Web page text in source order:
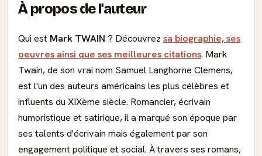
À propos de l'auteur
Qui est Mark TWAIN ? Découvrez sa biographie, ses
oeuvres ainsi que ses meilleures citations. Mark
Twain, de son vrai nom Samuel Langhorne Clemens,
est l'un des auteurs américains les plus célèbres et
influents du XIXème siècle. Romancier, écrivain
humoristique et satirique, il a marqué son époque par
ses talents d'écrivain mais également par son
engagement politique et social. À travers ses romans,